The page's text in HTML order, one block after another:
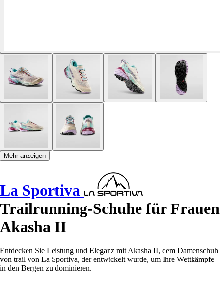
Mehr anzeigen
La Sportiva
Trailrunning-Schuhe für Frauen
Akasha II
Entdecken Sie Leistung und Eleganz mit Akasha II, dem Damenschuh
von trail von La Sportiva, der entwickelt wurde, um Ihre Wettkämpfe
in den Bergen zu dominieren.